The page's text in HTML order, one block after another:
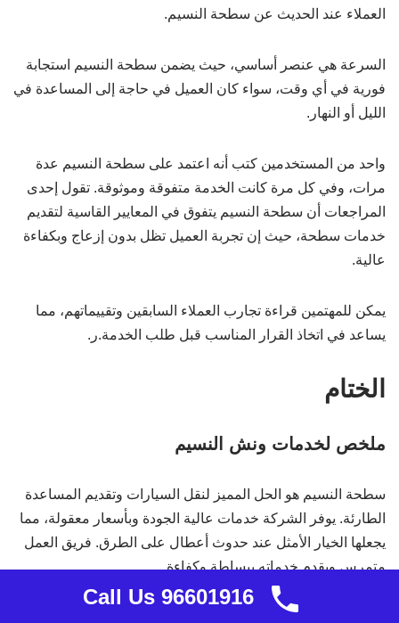
العملاء عند الحديث عن سطحة النسيم.
السرعة هي عنصر أساسي، حيث يضمن سطحة النسيم استجابة
فورية في أي وقت، سواء كان العميل في حاجة إلى المساعدة في
الليل أو النهار.
واحد من المستخدمين كتب أنه اعتمد على سطحة النسيم عدة
مرات، وفي كل مرة كانت الخدمة متفوقة وموثوقة. تقول إحدى
المراجعات أن سطحة النسيم يتفوق في المعايير القاسية لتقديم
خدمات سطحة، حيث إن تجربة العميل تظل بدون إزعاج وبكفاءة
عالية.
يمكن للمهتمين قراءة تجارب العملاء السابقين وتقييماتهم، مما
يساعد في اتخاذ القرار المناسب قبل طلب الخدمة.ر.
الختام
ملخص لخدمات ونش النسيم
سطحة النسيم هو الحل المميز لنقل السيارات وتقديم المساعدة
الطارئة. يوفر الشركة خدمات عالية الجودة وبأسعار معقولة، مما
يجعلها الخيار الأمثل عند حدوث أعطال على الطرق. فريق العمل
متمرس ويقدم خدماته ببساطة وكفاءة.
مع استجابة سريعة على مدار الساعة، يضمن سطحة النسيم أن
Call Us 96601916